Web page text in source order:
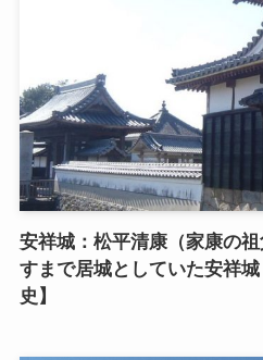
安祥城：松平清康（家康の
すまで居城としていた安祥
史】